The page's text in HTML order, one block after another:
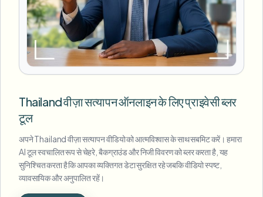
Thailand वीज़ा सत्यापन ऑनलाइन के लिए प्राइवेसी ब्लर
टूल
अपने Thailand वीज़ा सत्यापन वीडियो को आत्मविश्वास के साथ सबमिट करें। हमारा
AI टूल स्वचालित रूप से चेहरे, बैकग्राउंड और निजी विवरण को ब्लर करता है, यह
सुनिश्चित करता है कि आपका व्यक्तिगत डेटा सुरक्षित रहे जबकि वीडियो स्पष्ट,
व्यावसायिक और अनुपालित रहें।